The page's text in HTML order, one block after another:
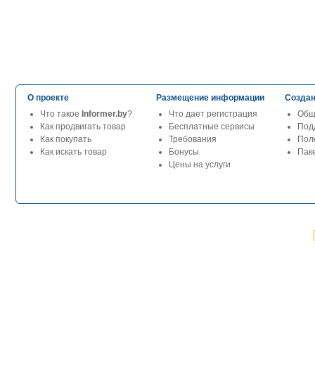
О проекте
Что такое Informer.by?
Как продвигать товар
Как покупать
Как искать товар
Размещение информации
Что дает регистрация
Бесплатные сервисы
Требования
Бонусы
Цены на услуги